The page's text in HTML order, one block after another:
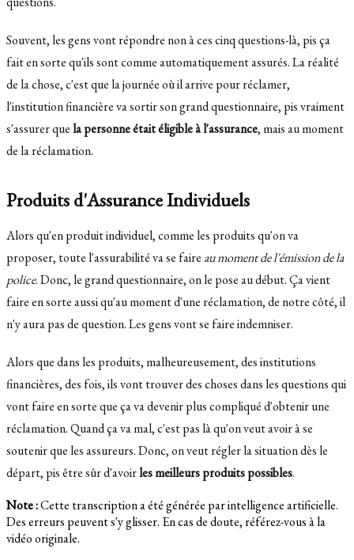
Souvent, les gens vont répondre non à ces cinq questions-là, pis ça
fait en sorte qu'ils sont comme automatiquement assurés. La réalité
de la chose, c'est que la journée où il arrive pour réclamer,
l'institution financière va sortir son grand questionnaire, pis vraiment
s'assurer quela personne était éligible à l'assurance, mais au moment
de la réclamation.
Produits d'Assurance Individuels
Alors qu'en produit individuel, comme les produits qu'on va
proposer, toute l'assurabilité va se faire au moment de l'émission de la
police. Donc, le grand questionnaire, on le pose au début. Ça vient
faire en sorte aussi qu'au moment d'une réclamation, de notre côté, il
n'y aura pas de question. Les gens vont se faire indemniser.
Alors que dans les produits, malheureusement, des institutions
financières, des fois, ils vont trouver des choses dans les questions qui
vont faire en sorte que ça va devenir plus compliqué d'obtenir une
réclamation. Quand ça va mal, c'est pas là qu'on veut avoir à se
soutenir que les assureurs. Donc, on veut régler la situation dès le
départ, pis être sûr d'avoirles meilleurs produits possibles.
Note :Cette transcription a été générée par intelligence artificielle.
Des erreurs peuvent s'y glisser. En cas de doute, référez-vous à la
vidéo originale.